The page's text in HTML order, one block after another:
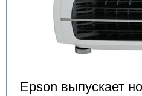
Epson выпускает